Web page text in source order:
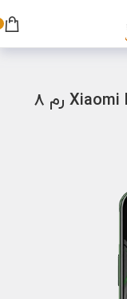
گوشی شیائومی Xiaomi Blackshark 2 Pro رم 8